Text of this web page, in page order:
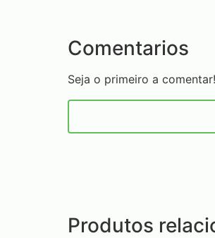
Comentarios
Seja o primeiro a comentar!
Produtos